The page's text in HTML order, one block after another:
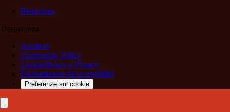
Redazione
Trasparenza
Archivio
Community Policy
Cookie Policy e Privacy
Dichiarazione di accessibilità
Preferenze sui cookie